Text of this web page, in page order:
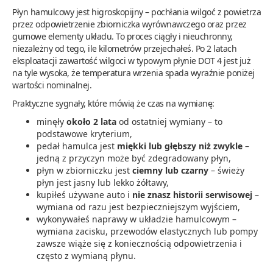
Płyn hamulcowy jest higroskopijny – pochłania wilgoć z powietrza
przez odpowietrzenie zbiorniczka wyrównawczego oraz przez
gumowe elementy układu. To proces ciągły i nieuchronny,
niezależny od tego, ile kilometrów przejechałeś. Po 2 latach
eksploatacji zawartość wilgoci w typowym płynie DOT 4 jest już
na tyle wysoka, że temperatura wrzenia spada wyraźnie poniżej
wartości nominalnej.
Praktyczne sygnały, które mówią że czas na wymianę:
minęły około 2 lata od ostatniej wymiany – to
podstawowe kryterium,
pedał hamulca jest miękki lub głębszy niż zwykle –
jedną z przyczyn może być zdegradowany płyn,
płyn w zbiorniczku jest ciemny lub czarny – świeży
płyn jest jasny lub lekko żółtawy,
kupiłeś używane auto i nie znasz historii serwisowej –
wymiana od razu jest bezpieczniejszym wyjściem,
wykonywałeś naprawy w układzie hamulcowym –
wymiana zacisku, przewodów elastycznych lub pompy
zawsze wiąże się z koniecznością odpowietrzenia i
często z wymianą płynu.